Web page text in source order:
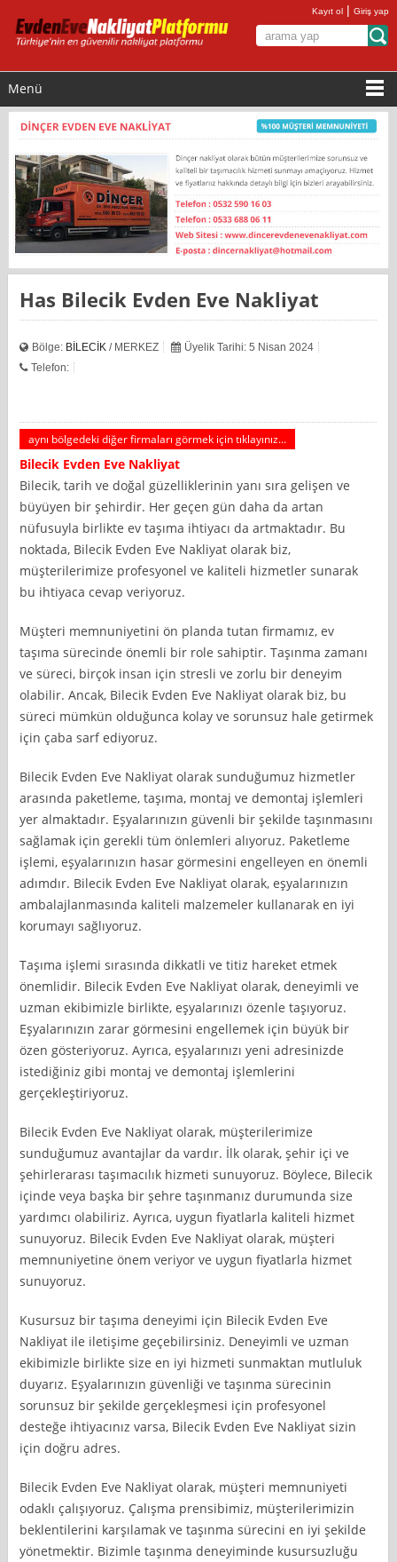
Kayıt ol |Giriş yap
Menü
Has Bilecik Evden Eve Nakliyat
Bölge: BİLECİK / MERKEZ
Üyelik Tarihi: 5 Nisan 2024
Telefon:
aynı bölgedeki diğer firmaları görmek için tıklayınız...
Bilecik Evden Eve Nakliyat
Bilecik, tarih ve doğal güzelliklerinin yanı sıra gelişen ve
büyüyen bir şehirdir. Her geçen gün daha da artan
nüfusuyla birlikte ev taşıma ihtiyacı da artmaktadır. Bu
noktada, Bilecik Evden Eve Nakliyat olarak biz,
müşterilerimize profesyonel ve kaliteli hizmetler sunarak
bu ihtiyaca cevap veriyoruz.
Müşteri memnuniyetini ön planda tutan firmamız, ev
taşıma sürecinde önemli bir role sahiptir. Taşınma zamanı
ve süreci, birçok insan için stresli ve zorlu bir deneyim
olabilir. Ancak, Bilecik Evden Eve Nakliyat olarak biz, bu
süreci mümkün olduğunca kolay ve sorunsuz hale getirmek
için çaba sarf ediyoruz.
Bilecik Evden Eve Nakliyat olarak sunduğumuz hizmetler
arasında paketleme, taşıma, montaj ve demontaj işlemleri
yer almaktadır. Eşyalarınızın güvenli bir şekilde taşınmasını
sağlamak için gerekli tüm önlemleri alıyoruz. Paketleme
işlemi, eşyalarınızın hasar görmesini engelleyen en önemli
adımdır. Bilecik Evden Eve Nakliyat olarak, eşyalarınızın
ambalajlanmasında kaliteli malzemeler kullanarak en iyi
korumayı sağlıyoruz.
Taşıma işlemi sırasında dikkatli ve titiz hareket etmek
önemlidir. Bilecik Evden Eve Nakliyat olarak, deneyimli ve
uzman ekibimizle birlikte, eşyalarınızı özenle taşıyoruz.
Eşyalarınızın zarar görmesini engellemek için büyük bir
özen gösteriyoruz. Ayrıca, eşyalarınızı yeni adresinizde
istediğiniz gibi montaj ve demontaj işlemlerini
gerçekleştiriyoruz.
Bilecik Evden Eve Nakliyat olarak, müşterilerimize
sunduğumuz avantajlar da vardır. İlk olarak, şehir içi ve
şehirlerarası taşımacılık hizmeti sunuyoruz. Böylece, Bilecik
içinde veya başka bir şehre taşınmanız durumunda size
yardımcı olabiliriz. Ayrıca, uygun fiyatlarla kaliteli hizmet
sunuyoruz. Bilecik Evden Eve Nakliyat olarak, müşteri
memnuniyetine önem veriyor ve uygun fiyatlarla hizmet
sunuyoruz.
Kusursuz bir taşıma deneyimi için Bilecik Evden Eve
Nakliyat ile iletişime geçebilirsiniz. Deneyimli ve uzman
ekibimizle birlikte size en iyi hizmeti sunmaktan mutluluk
duyarız. Eşyalarınızın güvenliği ve taşınma sürecinin
sorunsuz bir şekilde gerçekleşmesi için profesyonel
desteğe ihtiyacınız varsa, Bilecik Evden Eve Nakliyat sizin
için doğru adres.
Bilecik Evden Eve Nakliyat olarak, müşteri memnuniyeti
odaklı çalışıyoruz. Çalışma prensibimiz, müşterilerimizin
beklentilerini karşılamak ve taşınma sürecini en iyi şekilde
yönetmektir. Bizimle taşınma deneyiminde kusursuzluğu